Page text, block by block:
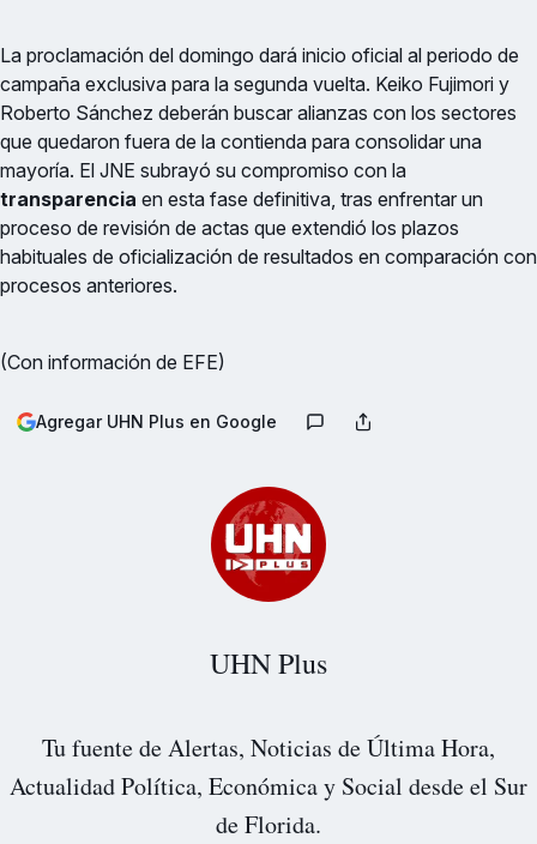
La proclamación del domingo dará inicio oficial al periodo de
campaña exclusiva para la segunda vuelta. Keiko Fujimori y
Roberto Sánchez deberán buscar alianzas con los sectores
que quedaron fuera de la contienda para consolidar una
mayoría. El JNE subrayó su compromiso con la
transparencia en esta fase definitiva, tras enfrentar un
proceso de revisión de actas que extendió los plazos
habituales de oficialización de resultados en comparación con
procesos anteriores.
(Con información de EFE)
Agregar UHN Plus en Google
UHN Plus
Tu fuente de Alertas, Noticias de Última Hora,
Actualidad Política, Económica y Social desde el Sur
de Florida.